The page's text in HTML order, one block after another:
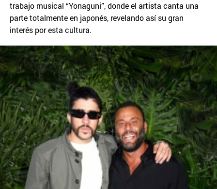
trabajo musical “Yonaguni”, donde el artista canta una
parte totalmente en japonés, revelando así su gran
interés por esta cultura.